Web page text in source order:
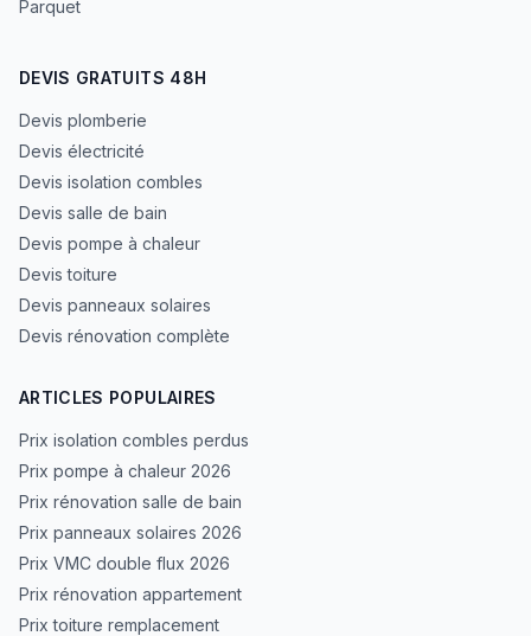
Parquet
DEVIS GRATUITS 48H
Devis plomberie
Devis électricité
Devis isolation combles
Devis salle de bain
Devis pompe à chaleur
Devis toiture
Devis panneaux solaires
Devis rénovation complète
ARTICLES POPULAIRES
Prix isolation combles perdus
Prix pompe à chaleur 2026
Prix rénovation salle de bain
Prix panneaux solaires 2026
Prix VMC double flux 2026
Prix rénovation appartement
Prix toiture remplacement